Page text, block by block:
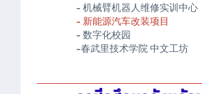
- 机械臂机器人维修实训中心
- 新能源汽车改装项目
- 数字化校园
-春武里技术学院 中文工坊